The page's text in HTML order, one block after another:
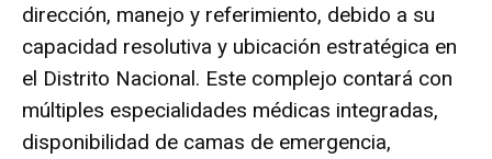
dirección, manejo y referimiento, debido a su
capacidad resolutiva y ubicación estratégica en
el Distrito Nacional. Este complejo contará con
múltiples especialidades médicas integradas,
disponibilidad de camas de emergencia,